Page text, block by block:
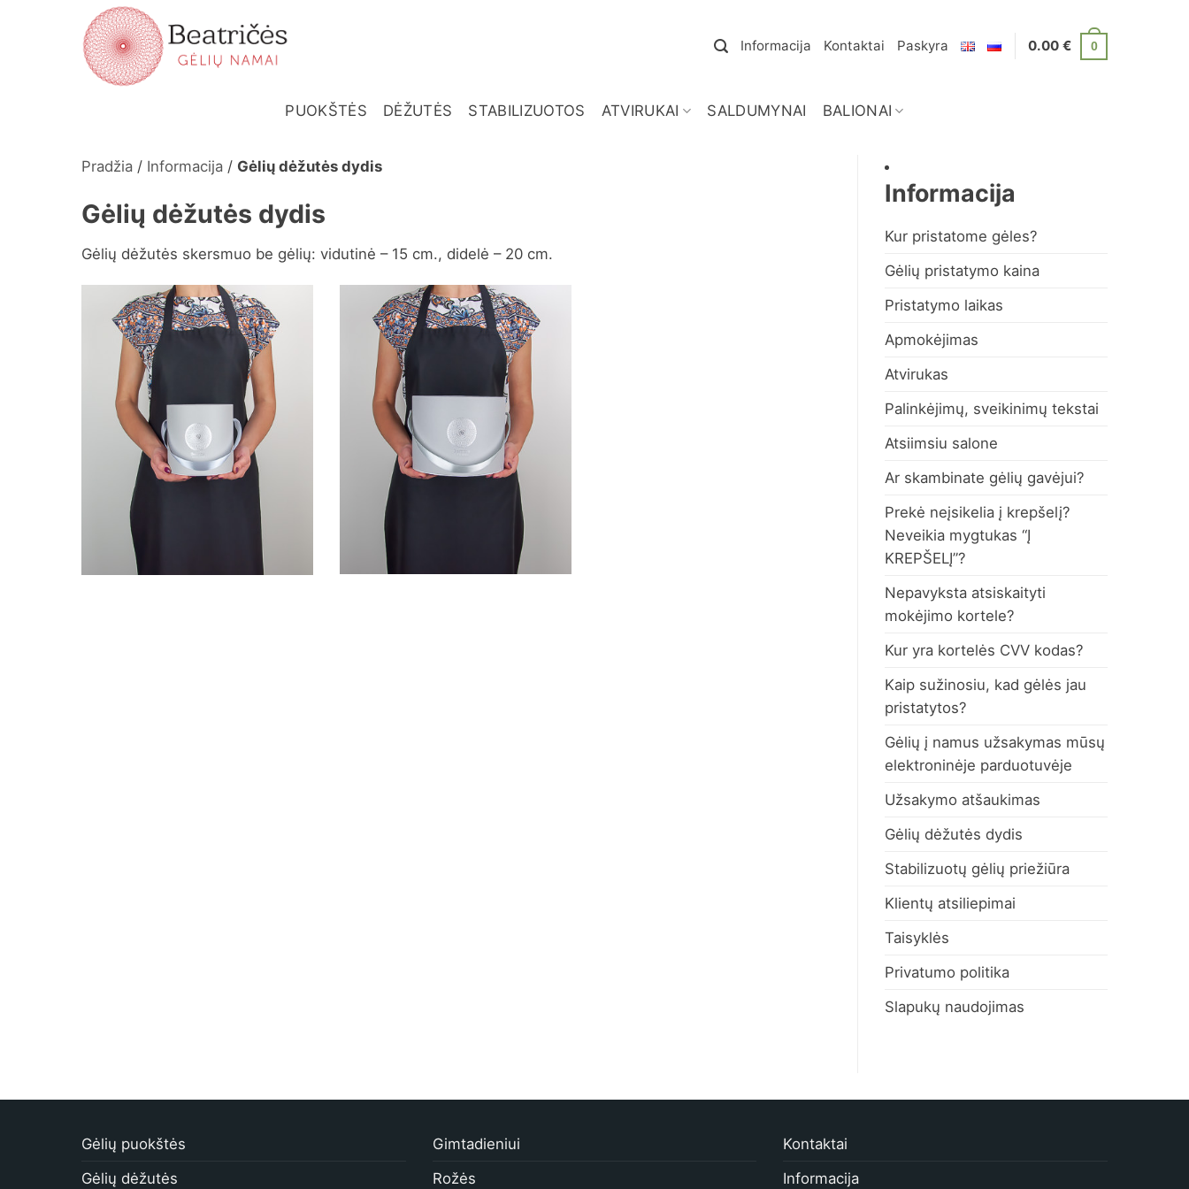
Informacija Kontaktai Paskyra 0.00€ 0
PUOKŠTĖS DĖŽUTĖS STABILIZUOTOS ATVIRUKAI SALDUMYNAI BALIONAI
Pradžia / Informacija / Gėlių dėžutės dydis
Gėlių dėžutės dydis
Gėlių dėžutės skersmuo be gėlių: vidutinė – 15 cm., didelė – 20 cm.
Informacija
Kur pristatome gėles?
Gėlių pristatymo kaina
Pristatymo laikas
Apmokėjimas
Atvirukas
Palinkėjimų, sveikinimų tekstai
Atsiimsiu salone
Ar skambinate gėlių gavėjui?
Prekė neįsikelia į krepšelį?
Neveikia mygtukas “Į
KREPŠELĮ”?
Nepavyksta atsiskaityti
mokėjimo kortele?
Kur yra kortelės CVV kodas?
Kaip sužinosiu, kad gėlės jau
pristatytos?
Gėlių į namus užsakymas mūsų
elektroninėje parduotuvėje
Užsakymo atšaukimas
Gėlių dėžutės dydis
Stabilizuotų gėlių priežiūra
Klientų atsiliepimai
Taisyklės
Privatumo politika
Slapukų naudojimas
Gėlių puokštės
Gėlių dėžutės
Gimtadieniui
Rožės
Kontaktai
Informacija